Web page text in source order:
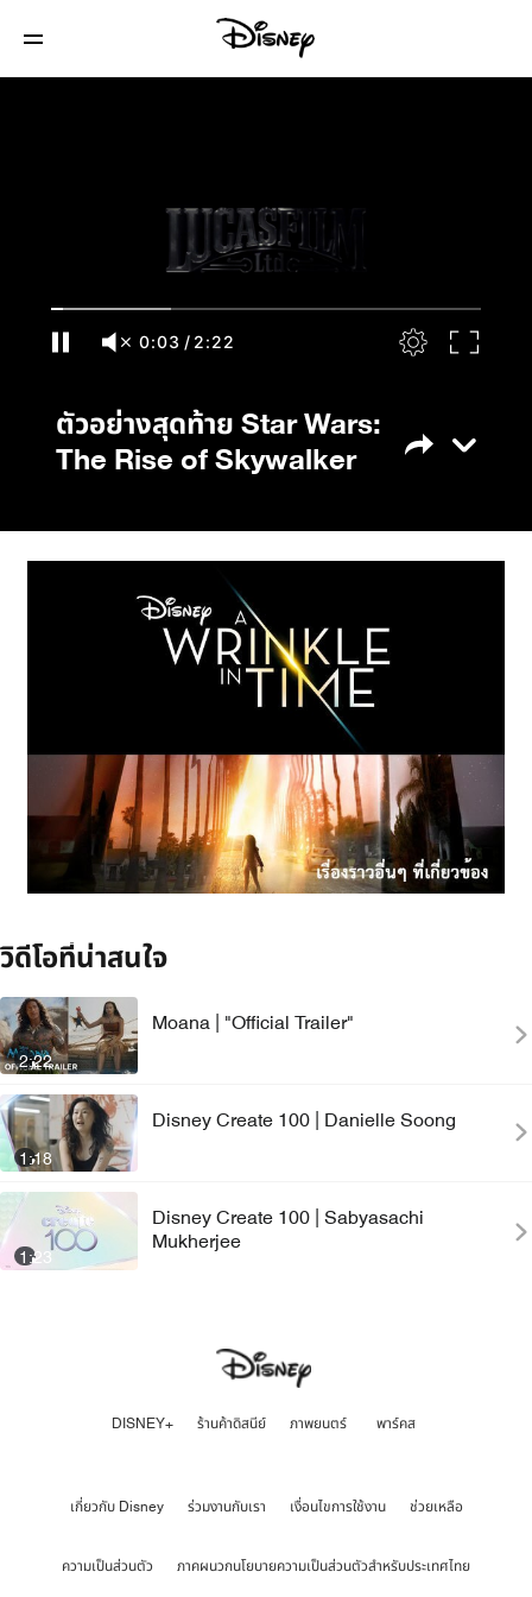
0:03 / 2:22
ตัวอย่างสุดท้าย Star Wars:
The Rise of Skywalker
วิดีโอที่น่าสนใจ
2:22
Moana | "Official Trailer"
1:18
Disney Create 100 | Danielle Soong
1:23
Disney Create 100 | Sabyasachi
Mukherjee
DISNEY+ ร้านค้าดิสนีย์ ภาพยนตร์ พาร์คส
เกี่ยวกับ Disney ร่วมงานกับเรา เงื่อนไขการใช้งาน ช่วยเหลือ
ความเป็นส่วนตัว ภาคผนวกนโยบายความเป็นส่วนตัวสำหรับประเทศไทย